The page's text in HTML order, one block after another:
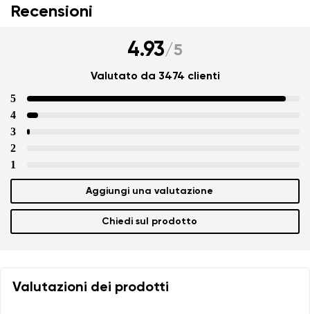
Recensioni
4.93/5
Valutato da 3474 clienti
5
4
3
2
1
Aggiungi una valutazione
Chiedi sul prodotto
Valutazioni dei prodotti